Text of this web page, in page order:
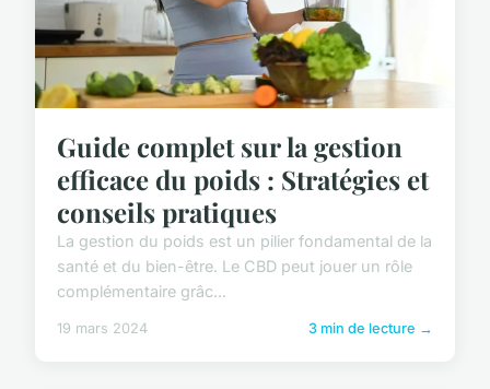
Guide complet sur la gestion
efficace du poids : Stratégies et
conseils pratiques
La gestion du poids est un pilier fondamental de la
santé et du bien-être. Le CBD peut jouer un rôle
complémentaire grâc...
19 mars 2024 3 min de lecture →